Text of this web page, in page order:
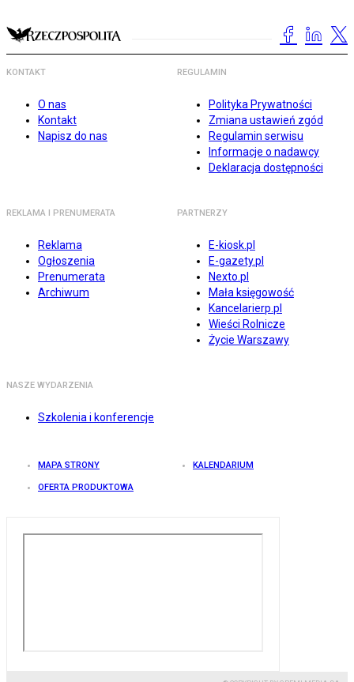
KONTAKT
O nas
Kontakt
Napisz do nas
REGULAMIN
Polityka Prywatności
Zmiana ustawień zgód
Regulamin serwisu
Informacje o nadawcy
Deklaracja dostępności
REKLAMA I PRENUMERATA
Reklama
Ogłoszenia
Prenumerata
Archiwum
PARTNERZY
E-kiosk.pl
E-gazety.pl
Nexto.pl
Mała księgowość
Kancelarierp.pl
Wieści Rolnicze
Życie Warszawy
NASZE WYDARZENIA
Szkolenia i konferencje
MAPA STRONY KALENDARIUM
OFERTA PRODUKTOWA